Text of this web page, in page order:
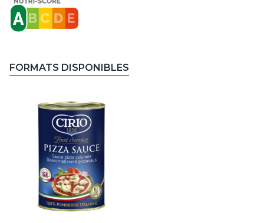
FORMATS DISPONIBLES